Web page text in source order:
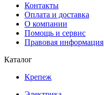
Контакты
Оплата и доставка
О компании
Помощь и сервис
Правовая информация
Каталог
Крепеж